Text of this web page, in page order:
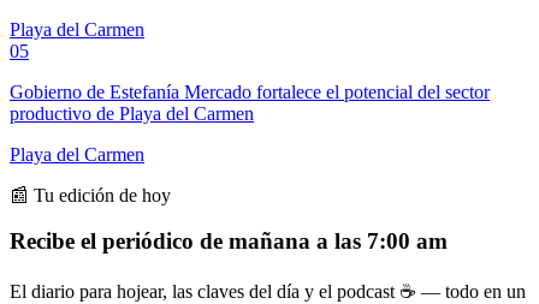
Playa del Carmen
05
Gobierno de Estefanía Mercado fortalece el potencial del sector
productivo de Playa del Carmen
Playa del Carmen
📰 Tu edición de hoy
Recibe el periódico de mañana a las 7:00 am
El diario para hojear, las claves del día y el podcast ☕ — todo en un